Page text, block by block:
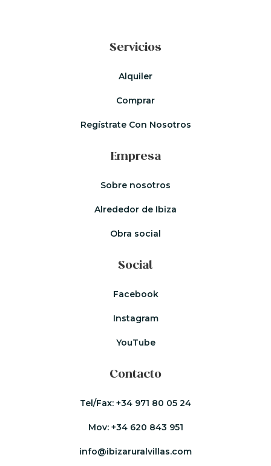
Servicios
Alquiler
Comprar
Regístrate Con Nosotros
Empresa
Sobre nosotros
Alrededor de Ibiza
Obra social
Social
Facebook
Instagram
YouTube
Contacto
Tel/Fax: +34 971 80 05 24
Mov: +34 620 843 951
info@ibizaruralvillas.com